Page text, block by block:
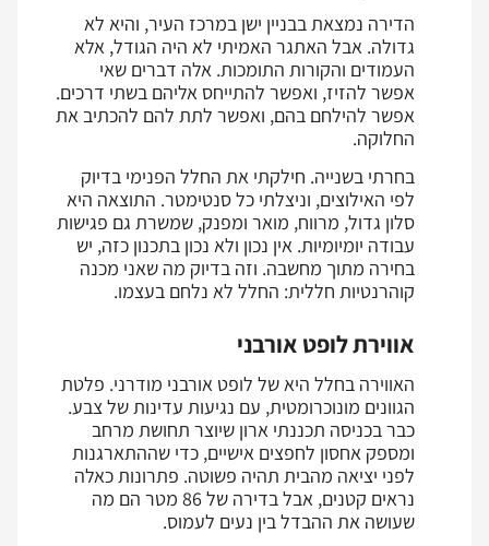
הדירה נמצאת בבניין ישן במרכז העיר, והיא לא
גדולה. אבל האתגר האמיתי לא היה הגודל, אלא
העמודים והקורות התומכות. אלה דברים שאי
אפשר להזיז, ואפשר להתייחס אליהם בשתי דרכים.
אפשר להילחם בהם, ואפשר לתת להם להכתיב את
החלוקה.
בחרתי בשנייה. חילקתי את החלל הפנימי בדיוק
לפי האילוצים, וניצלתי כל סנטימטר. התוצאה היא
סלון גדול, מרווח, מואר ומפנק, שמשרת גם פגישות
עבודה יומיומיות. אין נכון ולא נכון בתכנון כזה, יש
בחירה מתוך מחשבה. וזה בדיוק מה שאני מכנה
קוהרנטיות חללית: החלל לא נלחם בעצמו.
אווירת לופט אורבני
האווירה בחלל היא של לופט אורבני מודרני. פלטת
הגוונים מונוכרומטית, עם נגיעות עדינות של צבע.
כבר בכניסה תכננתי ארון שיוצר תחושת מרחב
ומספק אחסון לחפצים אישיים, כדי שההתארגנות
לפני יציאה מהבית תהיה פשוטה. פתרונות כאלה
נראים קטנים, אבל בדירה של 86 מטר הם מה
שעושה את ההבדל בין נעים לעמוס.